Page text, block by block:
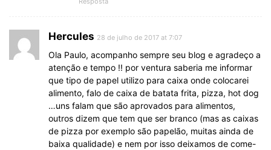
Hercules 28 de julho de 2017 at 7:07
Ola Paulo, acompanho sempre seu blog e agradeço a
atenção e tempo !! por ventura saberia me informar
que tipo de papel utilizo para caixa onde colocarei
alimento, falo de caixa de batata frita, pizza, hot dog
…uns falam que são aprovados para alimentos,
outros dizem que tem que ser branco (mas as caixas
de pizza por exemplo são papelão, muitas ainda de
baixa qualidade) e nem por isso deixamos de come-